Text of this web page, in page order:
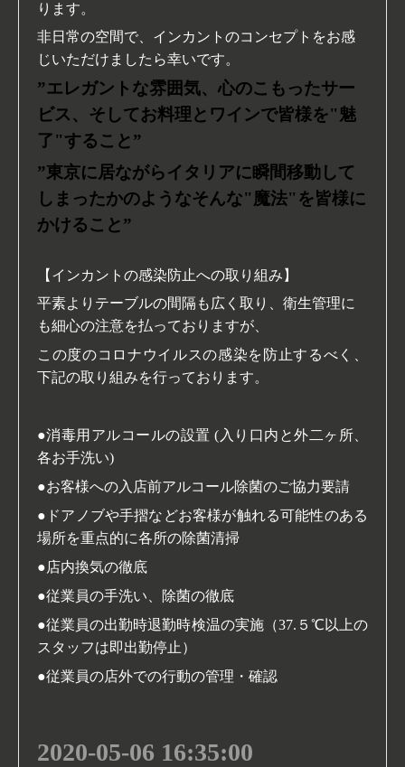
ります。
非日常の空間で、インカントのコンセプトをお感
じいただけましたら幸いです。
”エレガントな雰囲気、心のこもったサー
ビス、そしてお料理とワインで皆様を"魅
了"すること”
”東京に居ながらイタリアに瞬間移動して
しまったかのようなそんな"魔法"を皆様に
かけること”
【インカントの感染防止への取り組み】
平素よりテーブルの間隔も広く取り、衛生管理に
も細心の注意を払っておりますが、
この度のコロナウイルスの感染を防止するべく、
下記の取り組みを行っております。
●消毒用アルコールの設置 (入り口内と外二ヶ所、
各お手洗い)
●お客様への入店前アルコール除菌のご協力要請
●ドアノブや手摺などお客様が触れる可能性のある
場所を重点的に各所の除菌清掃
●店内換気の徹底
●従業員の手洗い、除菌の徹底
●従業員の出勤時退勤時検温の実施（37.５℃以上の
スタッフは即出勤停止）
●従業員の店外での行動の管理・確認
2020-05-06 16:35:00